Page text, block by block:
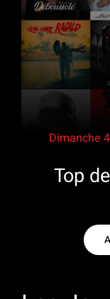
Dimanche
Top